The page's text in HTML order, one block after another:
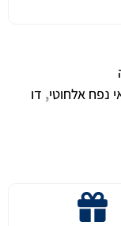
נפח אלחוטי, דו